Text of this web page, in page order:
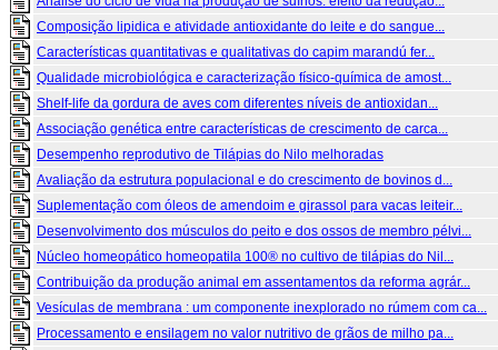
Composição lipidica e atividade antioxidante do leite e do sangue...
Características quantitativas e qualitativas do capim marandú fer...
Qualidade microbiológica e caracterização físico-química de amost...
Shelf-life da gordura de aves com diferentes níveis de antioxidan...
Associação genética entre características de crescimento de carca...
Desempenho reprodutivo de Tilápias do Nilo melhoradas
Avaliação da estrutura populacional e do crescimento de bovinos d...
Suplementação com óleos de amendoim e girassol para vacas leiteir...
Desenvolvimento dos músculos do peito e dos ossos de membro pélvi...
Núcleo homeopático homeopatila 100® no cultivo de tilápias do Nil...
Contribuição da produção animal em assentamentos da reforma agrár...
Vesículas de membrana : um componente inexplorado no rúmem com ca...
Processamento e ensilagem no valor nutritivo de grãos de milho pa...